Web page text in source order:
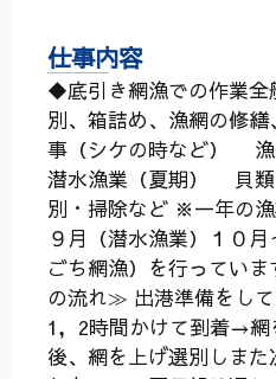
仕事内容
◆底引き網漁での作業
別、箱詰め、漁網の修
事（シケの時など）
潜水漁業（夏期） 貝類
別・掃除など ※一年の
９月（潜水漁業）１０
ごち網漁）を行ってい
の流れ≫ 出港準備をし
1，2時間かけて到着→網
後、網を上げ選別しま